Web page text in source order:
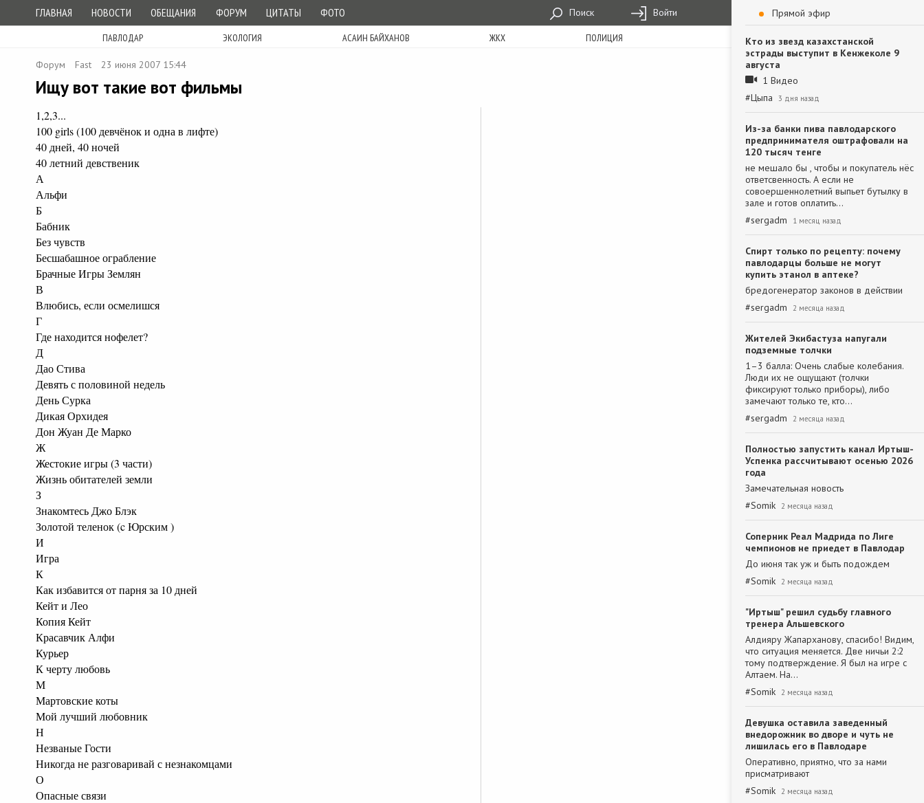
ГЛАВНАЯ НОВОСТИ ОБЕЩАНИЯ ФОРУМ ЦИТАТЫ ФОТО Поиск Войти
ПАВЛОДАР ЭКОЛОГИЯ АСАИН БАЙХАНОВ ЖКХ ПОЛИЦИЯ
Форум Fast 23 июня 2007 15:44
Ищу вот такие вот фильмы
1,2,3...
100 girls (100 девчёнок и одна в лифте)
40 дней, 40 ночей
40 летний девственик
А
Альфи
Б
Бабник
Без чувств
Бесшабашное ограбление
Брачные Игры Землян
В
Влюбись, если осмелишся
Г
Где находится нофелет?
Д
Дао Стива
Девять с половиной недель
День Сурка
Дикая Орхидея
Дон Жуан Де Марко
Ж
Жестокие игры (3 части)
Жизнь обитателей земли
З
Знакомтесь Джо Блэк
Золотой теленок (c Юрским )
И
Игра
К
Как избавится от парня за 10 дней
Кейт и Лео
Копия Кейт
Красавчик Алфи
Курьер
К черту любовь
М
Мартовские коты
Мой лучший любовник
Н
Незваные Гости
Никогда не разговаривай с незнакомцами
О
Опасные связи
Прямой эфир
Кто из звезд казахстанской
эстрады выступит в Кенжеколе 9
августа
1 Видео
#Цыпа 3 дня назад
Из-за банки пива павлодарского
предпринимателя оштрафовали на
120 тысяч тенге
не мешало бы , чтобы и покупатель нёс
ответсвенность. А если не
совоершеннолетний выпьет бутылку в
зале и готов оплатить…
#sergadm 1 месяц назад
Спирт только по рецепту: почему
павлодарцы больше не могут
купить этанол в аптеке?
бредогенератор законов в действии
#sergadm 2 месяца назад
Жителей Экибастуза напугали
подземные толчки
1–3 балла: Очень слабые колебания.
Люди их не ощущают (толчки
фиксируют только приборы), либо
замечают только те, кто…
#sergadm 2 месяца назад
Полностью запустить канал Иртыш-
Успенка рассчитывают осенью 2026
года
Замечательная новость
#Somik 2 месяца назад
Соперник Реал Мадрида по Лиге
чемпионов не приедет в Павлодар
До июня так уж и быть подождем
#Somik 2 месяца назад
"Иртыш" решил судьбу главного
тренера Альшевского
Алдияру Жапарханову, спасибо! Видим,
что ситуация меняется. Две ничьи 2:2
тому подтверждение. Я был на игре с
Алтаем. На…
#Somik 2 месяца назад
Девушка оставила заведенный
внедорожник во дворе и чуть не
лишилась его в Павлодаре
Оперативно, приятно, что за нами
присматривают
#Somik 2 месяца назад